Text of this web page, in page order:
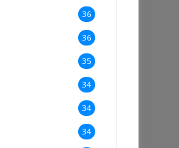
36
36
35
34
34
34